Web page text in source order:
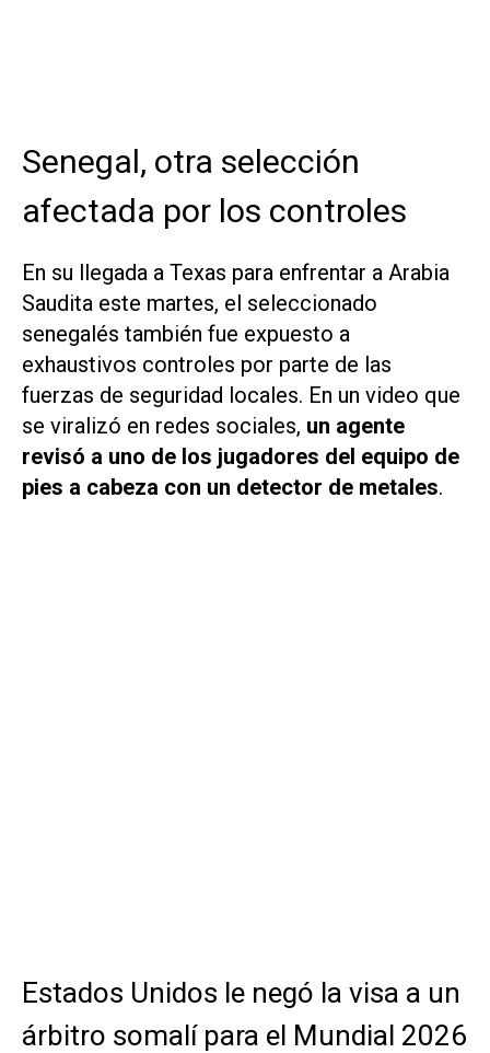
Senegal, otra selección
afectada por los controles
En su llegada a Texas para enfrentar a Arabia
Saudita este martes, el seleccionado
senegalés también fue expuesto a
exhaustivos controles por parte de las
fuerzas de seguridad locales. En un video que
se viralizó en redes sociales, un agente
revisó a uno de los jugadores del equipo de
pies a cabeza con un detector de metales.
Estados Unidos le negó la visa a un
árbitro somalí para el Mundial 2026